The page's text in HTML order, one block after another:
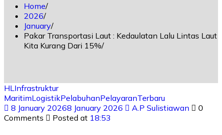
Home
2026
January
Pakar Transportasi Laut : Kedaulatan Lalu Lintas Laut
Kita Kurang Dari 15%
HL Infrastruktur
MaritimLogistikPelabuhanPelayaranTerbaru
8 January 20268 January 2026 A.P Sulistiawan
0
Comments
Posted at 18:53